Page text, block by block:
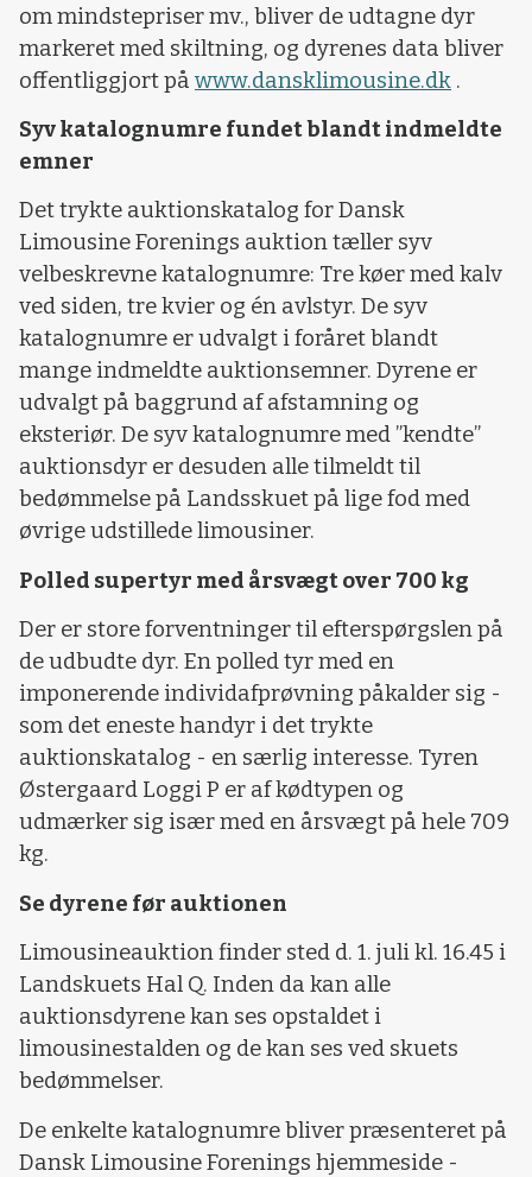
om mindstepriser mv., bliver de udtagne dyr
markeret med skiltning, og dyrenes data bliver
offentliggjort på www.dansklimousine.dk .
Syv katalognumre fundet blandt indmeldte
emner
Det trykte auktionskatalog for Dansk
Limousine Forenings auktion tæller syv
velbeskrevne katalognumre: Tre køer med kalv
ved siden, tre kvier og én avlstyr. De syv
katalognumre er udvalgt i foråret blandt
mange indmeldte auktionsemner. Dyrene er
udvalgt på baggrund af afstamning og
eksteriør. De syv katalognumre med ”kendte”
auktionsdyr er desuden alle tilmeldt til
bedømmelse på Landsskuet på lige fod med
øvrige udstillede limousiner.
Polled supertyr med årsvægt over 700 kg
Der er store forventninger til efterspørgslen på
de udbudte dyr. En polled tyr med en
imponerende individafprøvning påkalder sig -
som det eneste handyr i det trykte
auktionskatalog - en særlig interesse. Tyren
Østergaard Loggi P er af kødtypen og
udmærker sig især med en årsvægt på hele 709
kg.
Se dyrene før auktionen
Limousineauktion finder sted d. 1. juli kl. 16.45 i
Landskuets Hal Q. Inden da kan alle
auktionsdyrene kan ses opstaldet i
limousinestalden og de kan ses ved skuets
bedømmelser.
De enkelte katalognumre bliver præsenteret på
Dansk Limousine Forenings hjemmeside -